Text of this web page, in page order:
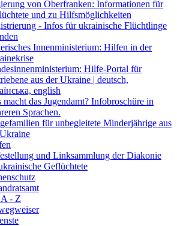
von Oberfranken: Informationen für
und zu Hilfsmöglichkeiten
- Infos für ukrainische Flüchtlinge
Innenministerium: Hilfen in der
Hilfe-Portal für
aus der Ukraine | deutsch,
english
macht das Jugendamt? Infobroschüre in
Sprachen.
für unbegleitete Minderjährige aus
und Linksammlung der Diakonie
Geflüchtete
- Z